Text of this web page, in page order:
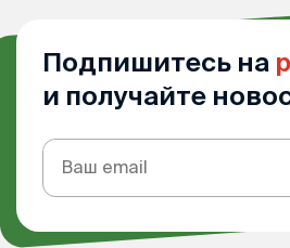
Подпишитесь на
и получайте
Подписка
на